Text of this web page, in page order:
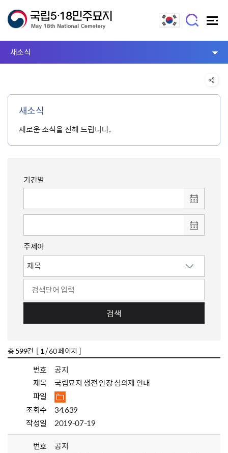
새소식
새소식
새로운 소식을 전해 드립니다.
기간별
주제어
검색
총 599건 [ 1/ 60 페이지 ]
번호
공지
제목
국립묘지 생전 안장 심의제 안내
파일
조회수
34,639
작성일
2019-07-19
번호
공지